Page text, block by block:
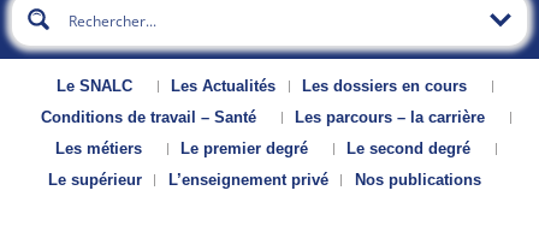
Le SNALC Les Actualités
Les dossiers en cours
Conditions de travail – Santé
Les parcours – la carrière
Les métiers
Le premier degré
Le second degré
Le supérieur
L’enseignement privé Nos publications